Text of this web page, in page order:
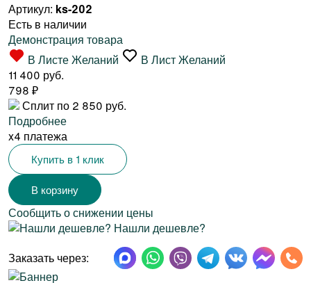
Артикул: ks-202
Есть в наличии
Демонстрация товара
В Листе Желаний
В Лист Желаний
11 400 руб.
798 ₽
Сплит по 2 850 руб.
Подробнее
x4 платежа
Купить в 1 клик
Сообщить о снижении цены
Нашли дешевле?
Заказать через: